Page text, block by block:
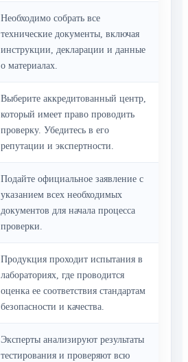
Необходимо собрать все
технические документы, включая
инструкции, декларации и данные
о материалах.
Выберите аккредитованный центр,
который имеет право проводить
проверку. Убедитесь в его
репутации и экспертности.
Подайте официальное заявление с
указанием всех необходимых
документов для начала процесса
проверки.
Продукция проходит испытания в
лабораториях, где проводится
оценка ее соответствия стандартам
безопасности и качества.
Эксперты анализируют результаты
тестирования и проверяют всю